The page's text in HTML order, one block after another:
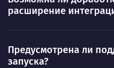
расширение
Предусмотрена ли
запуска?